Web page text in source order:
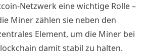
Netzwerk eine wichtige Rolle –
Miner zählen sie neben den
Element, um die Miner bei
damit stabil zu halten.